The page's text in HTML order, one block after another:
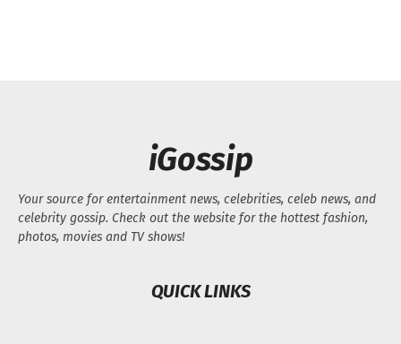
iGossip
Your source for entertainment news, celebrities, celeb news, and
celebrity gossip. Check out the website for the hottest fashion,
photos, movies and TV shows!
QUICK LINKS